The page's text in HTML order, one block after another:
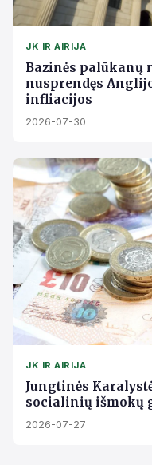
JK IR AIRIJA
Bazinės palūkanų
nusprendęs
infliacijos
2026-07-30
JK IR AIRIJA
Jungtinės
socialinių išmokų
2026-07-27